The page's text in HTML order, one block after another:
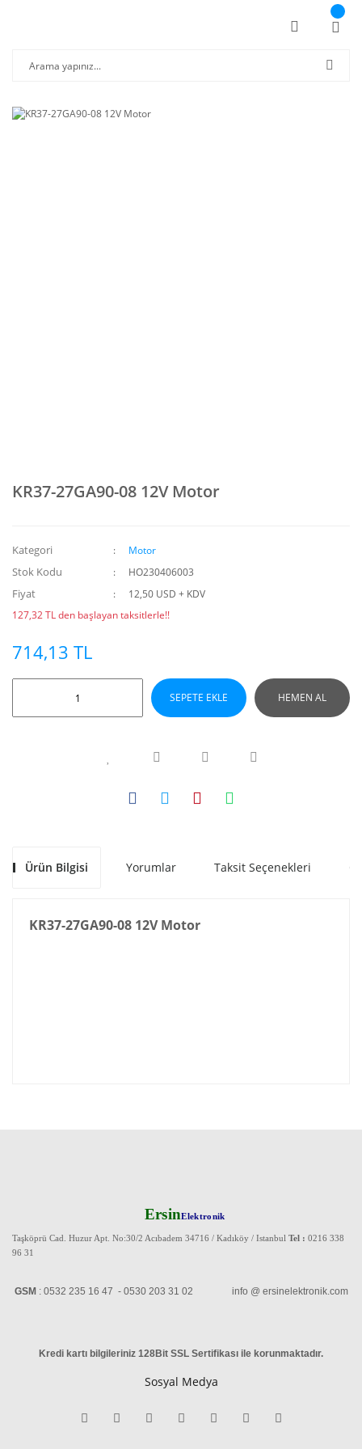
KR37-27GA90-08 12V Motor
Kategori Motor
Stok Kodu HO230406003
Fiyat
12,50 USD + KDV
127,32 TL den başlayan taksitlerle!!
714,13 TL
SEPETE EKLE HEMEN AL
Ürün Bilgisi Yorumlar Taksit Seçenekleri
KR37-27GA90-08 12V Motor
ErsinElektronik
Taşköprü Cad. Huzur Apt. No:30/2 Acıbadem 34716 / Kadıköy / Istanbul Tel : 0216 338
96 31
GSM : 0532 235 16 47 - 0530 203 31 02 info @ ersinelektronik.com
Kredi kartı bilgileriniz 128Bit SSL Sertifikası ile korunmaktadır.
Sosyal Medya